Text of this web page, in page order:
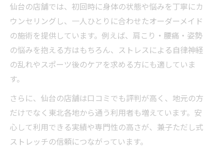
リング
仙台の店舗で受けられる施術の流れを解説
初めて利用する方のよくある疑問と解答集
兼子ただしストレッチの安心ポイントまと
れ
仙台の店舗では、初回時に身体の状態や悩みを丁寧にカ
ウンセリングし、一人ひとりに合わせたオーダーメイド
の施術を提供しています。例えば、肩こり・腰痛・姿勢
の悩みを抱える方はもちろん、ストレスによる自律神経
の乱れやスポーツ後のケアを求める方にも適していま
す。
さらに、仙台の店舗は口コミでも評判が高く、地元の方
だけでなく東北各地から通う利用者も増えています。安
心して利用できる実績や専門性の高さが、兼子ただし式
ストレッチの信頼につながっています。